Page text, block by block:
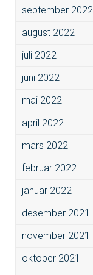
september 2022
august 2022
juli 2022
juni 2022
mai 2022
april 2022
mars 2022
februar 2022
januar 2022
desember 2021
november 2021
oktober 2021